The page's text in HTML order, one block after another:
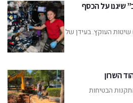
10 “כללי זהב” שיגנו על הכסף
שיטות העוקץ. בעידן של
השרון
הבטיחות